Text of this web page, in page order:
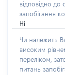
відповідно до
запобігання
Ні
Чи належить
високим
переліком,
питань